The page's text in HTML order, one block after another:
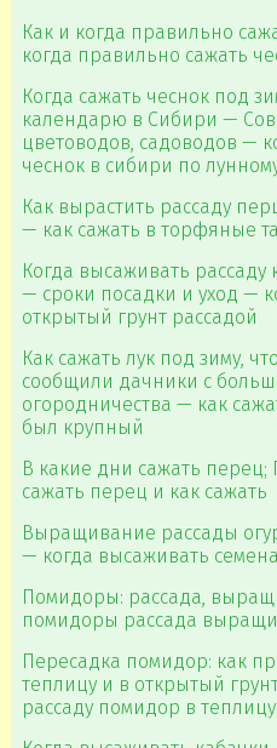
Как и когда правильно
когда правильно сажать
Когда сажать чеснок под
календарю в Сибири —
цветоводов, садоводов —
чеснок в сибири по
Как вырастить рассаду
— как сажать в торфяные
Когда высаживать рассаду
— сроки посадки и уход —
открытый грунт рассадой
Как сажать лук под зиму,
сообщили дачники с
огородничества — как
был крупный
В какие дни сажать
сажать перец и как сажать
Выращивание рассады
— когда высаживать
Помидоры: рассада,
помидоры рассада
Пересадка помидор: как
теплицу и в открытый
рассаду помидор в теплицу